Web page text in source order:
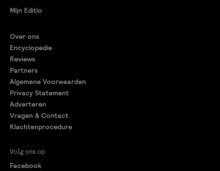
Mijn Editio
Over ons
Encyclopedie
Reviews
Partners
Algemene Voorwaarden
Privacy Statement
Adverteren
Vragen & Contact
Klachtenprocedure
Volg ons op
Facebook